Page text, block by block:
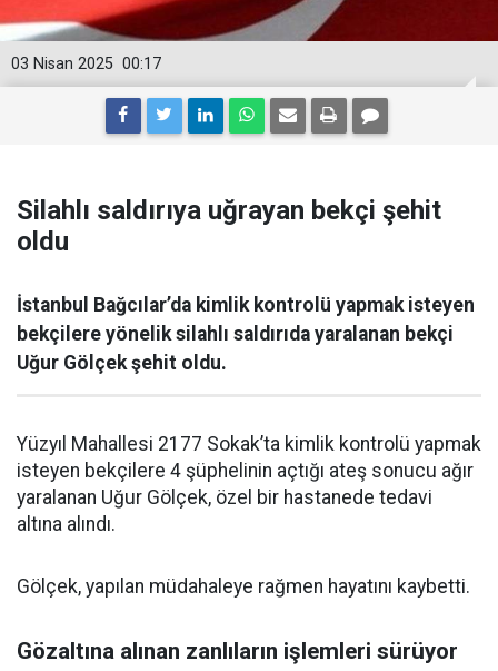
00:17
03 Nisan 2025
Silahlı saldırıya uğrayan bekçi şehit
oldu
İstanbul Bağcılar’da kimlik kontrolü yapmak isteyen
bekçilere yönelik silahlı saldırıda yaralanan bekçi
Uğur Gölçek şehit oldu.
Yüzyıl Mahallesi 2177 Sokak’ta kimlik kontrolü yapmak
isteyen bekçilere 4 şüphelinin açtığı ateş sonucu ağır
yaralanan Uğur Gölçek, özel bir hastanede tedavi
altına alındı.
Gölçek, yapılan müdahaleye rağmen hayatını kaybetti.
Gözaltına alınan zanlıların işlemleri sürüyor